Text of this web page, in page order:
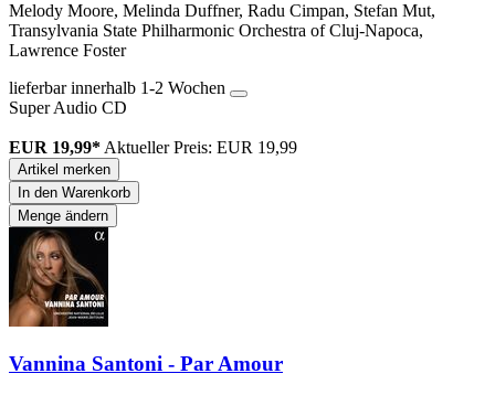
Melody Moore, Melinda Duffner, Radu Cimpan, Stefan Mut,
Transylvania State Philharmonic Orchestra of Cluj-Napoca,
Lawrence Foster
lieferbar innerhalb 1-2 Wochen
Super Audio CD
EUR 19,99* Aktueller Preis: EUR 19,99
Artikel merken
In den Warenkorb
Menge ändern
Vannina Santoni - Par Amour